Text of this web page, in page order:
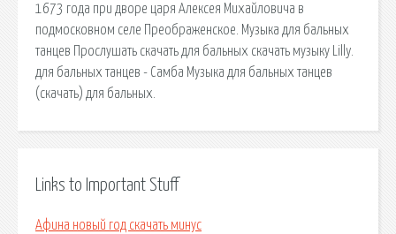
1673 года при дворе царя Алексея Михайловича в
подмосковном селе Преображенское. Музыка для бальных
танцев Прослушать скачать для бальных скачать музыку Lilly.
для бальных танцев - Самба Музыка для бальных танцев
(скачать) для бальных.
Links to Important Stuff
Афина новый год скачать минус